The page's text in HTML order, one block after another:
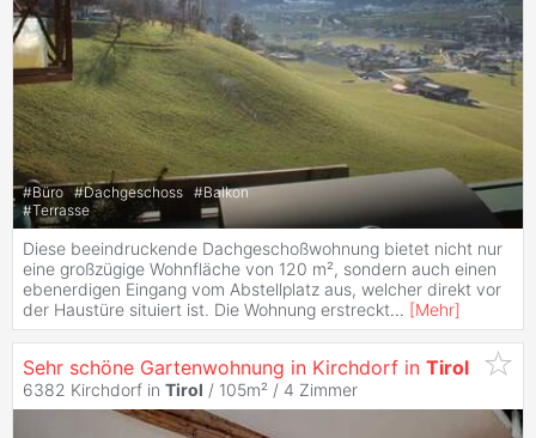
#Büro #Dachgeschoss #Balkon
#Terrasse
Diese beeindruckende Dachgeschoßwohnung bietet nicht nur
eine großzügige Wohnfläche von 120 m², sondern auch einen
ebenerdigen Eingang vom Abstellplatz aus, welcher direkt vor
der Haustüre situiert ist. Die Wohnung erstreckt... [Mehr]
Sehr schöne Gartenwohnung in Kirchdorf in Tirol
6382 Kirchdorf in Tirol / 105m² / 4 Zimmer